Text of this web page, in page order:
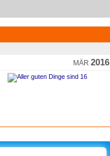
MÄR 2016